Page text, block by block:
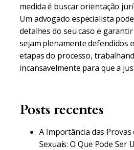
medida é buscar orientação
Um advogado especialista
detalhes do seu caso e
sejam plenamente defendidos
etapas do processo,
incansavelmente para que a
Posts recentes
A Importância das Provas
Sexuais: O Que Pode Ser